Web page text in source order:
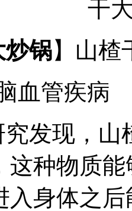
炒锅】山楂
血管疾病
发现，山
这种物质
入身体之